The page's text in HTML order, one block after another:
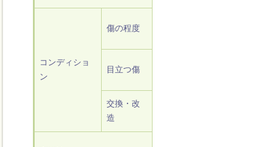
コンディショ
ン
傷の程度
目立つ傷
交換・改
造